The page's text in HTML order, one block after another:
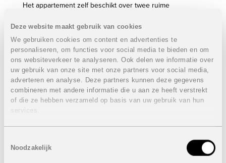
Deze website maakt gebruik van cookies
We gebruiken cookies om content en advertenties te
personaliseren, om functies voor social media te bieden en om
ons websiteverkeer te analyseren. Ook delen we informatie over
uw gebruik van onze site met onze partners voor social media,
adverteren en analyse. Deze partners kunnen deze gegevens
combineren met andere informatie die u aan ze heeft verstrekt
of die ze hebben verzameld op basis van uw gebruik van hun
services.
Noodzakelijk
Het appartement zelf beschikt over twee ruime
private autostaanplaats. Dankzij de moderne afwerking,
appartement onmiddellijk aan als een aangename en
stijlvolle thuisbasis aan de Costa Blanca.
De ligging is een absolute troef. In de directe omgeving
vindt u een indrukwekkende selectie golfbanen,
waaronder Villamartin Golf, Las Ramblas, Lomas de
Campoamor en het prestigieuze Las Colinas Golf &
Country Club. Zowel recreatieve als ervaren golfers
niveau.
Daarnaast bevinden de prachtige stranden van Orihuela
Costa zich op fietsafstand, net als een ruim aanbod aan